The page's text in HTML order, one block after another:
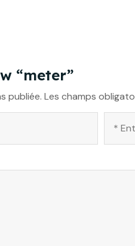
“meter”
publiée. Les champs